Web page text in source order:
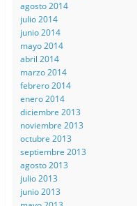
agosto 2014
julio 2014
junio 2014
mayo 2014
abril 2014
marzo 2014
febrero 2014
enero 2014
diciembre 2013
noviembre 2013
octubre 2013
septiembre 2013
agosto 2013
julio 2013
junio 2013